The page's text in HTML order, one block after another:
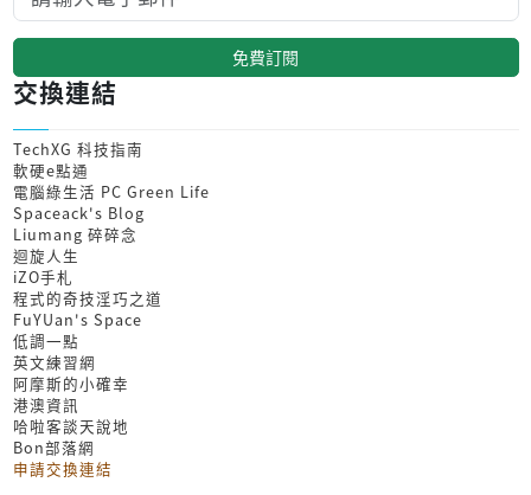
免費訂閱
交換連結
TechXG 科技指南
軟硬e點通
電腦綠生活 PC Green Life
Spaceack's Blog
Liumang 碎碎念
迴旋人生
iZO手札
程式的奇技淫巧之道
FuYUan's Space
低調一點
英文練習網
阿摩斯的小確幸
港澳資訊
哈啦客談天說地
Bon部落網
申請交換連結